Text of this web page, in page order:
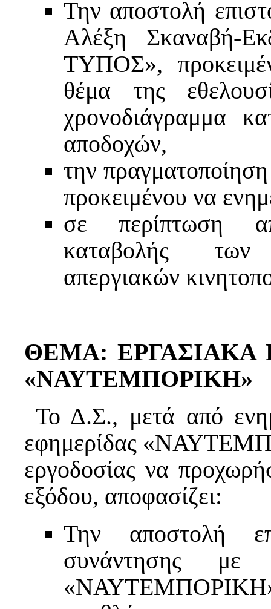
Την αποστολή
Αλέξη Σκαναβή-
ΤΥΠΟΣ»,
θέμα της
χρονοδιάγραμμα
αποδοχών,
την
προκειμένου να
σε περίπτωση
καταβολής των
απεργιακών
ΘΕΜΑ:
«ΝΑΥΤΕΜΠΟΡΙΚΗ»
Το Δ.Σ., μετά από
εφημερίδας
εργοδοσίας να
εξόδου, αποφασίζει:
Την αποστολή
συνάντησης με